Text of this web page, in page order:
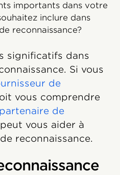
importants dans votre
inclure dans
reconnaissance?
significatifs dans
Si vous
de
vous comprendre
partenaire de
vous aider à
reconnaissance.